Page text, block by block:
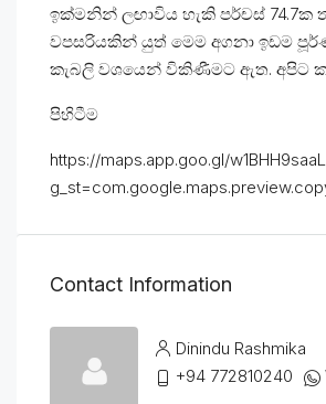
ඉක්මනින් ලඟාවිය හැකි පර්චස් 74.7ක
වපසරියකින් යුත් මෙම අගනා ඉඩම
කැබලි වශයෙන් විකිණීමට ඇත. අපිට
පිහිටීම
https://maps.app.goo.gl/
Contact Information
Dinindu Rashmika
+94 772810240